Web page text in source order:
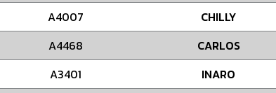
A4007 CHILLY
A4468 CARLOS
A3401 INARO